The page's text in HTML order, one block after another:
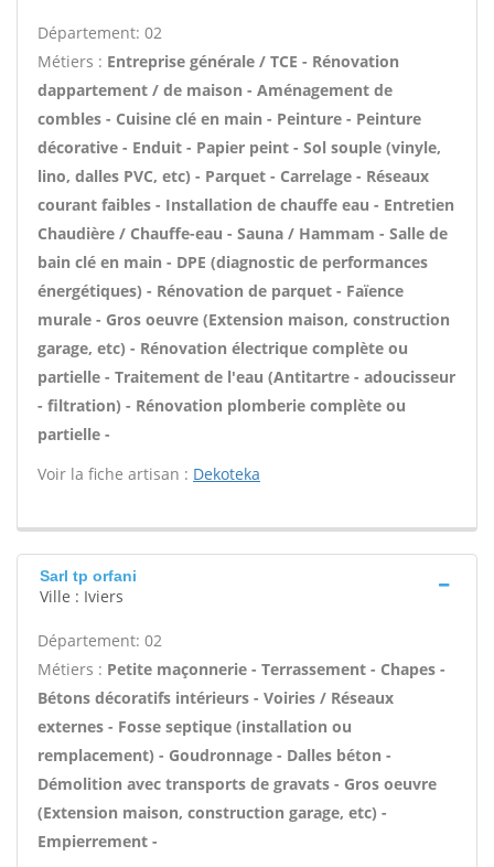
Département: 02
Métiers : Entreprise générale / TCE - Rénovation
dappartement / de maison - Aménagement de
combles - Cuisine clé en main - Peinture - Peinture
décorative - Enduit - Papier peint - Sol souple (vinyle,
lino, dalles PVC, etc) - Parquet - Carrelage - Réseaux
courant faibles - Installation de chauffe eau - Entretien
Chaudière / Chauffe-eau - Sauna / Hammam - Salle de
bain clé en main - DPE (diagnostic de performances
énergétiques) - Rénovation de parquet - Faïence
murale - Gros oeuvre (Extension maison, construction
garage, etc) - Rénovation électrique complète ou
partielle - Traitement de l'eau (Antitartre - adoucisseur
- filtration) - Rénovation plomberie complète ou
partielle -
Voir la fiche artisan : Dekoteka
Sarl tp orfani
Ville : Iviers
Département: 02
Métiers : Petite maçonnerie - Terrassement - Chapes -
Bétons décoratifs intérieurs - Voiries / Réseaux
externes - Fosse septique (installation ou
remplacement) - Goudronnage - Dalles béton -
Démolition avec transports de gravats - Gros oeuvre
(Extension maison, construction garage, etc) -
Empierrement -